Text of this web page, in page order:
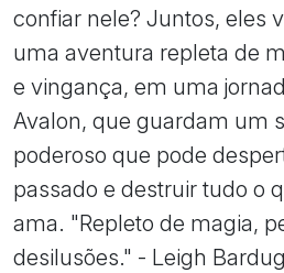
confiar nele? Juntos, eles
uma aventura repleta de
e vingança, em uma
Avalon, que guardam um
poderoso que pode
passado e destruir tudo o
ama. "Repleto de magia,
desilusões." - Leigh